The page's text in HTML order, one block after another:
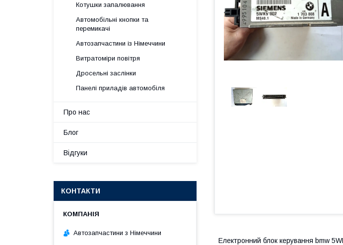
Електронний блок керування bmw
Котушки запалювання
Автомобільні кнопки та
перемикачі
Автозапчастини із Німеччини
Витратоміри повітря
Дросельні заслінки
Панелі приладів автомобіля
Про нас
Блог
Відгуки
КОНТАКТИ
Автозапчастини з Німеччини